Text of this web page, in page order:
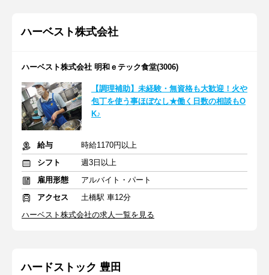
ハーベスト株式会社
ハーベスト株式会社 明和ｅテック食堂(3006)
【調理補助】未経験・無資格も大歓迎！火や
包丁を使う事ほぼなし★働く日数の相談もO
K♪
給与
時給1170円以上
シフト
週3日以上
雇用形態
アルバイト・パート
アクセス
土橋駅 車12分
ハーベスト株式会社の求人一覧を見る
ハードストック 豊田